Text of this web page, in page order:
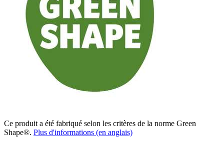
Ce produit a été fabriqué selon les critères de la norme Green
Shape®. Plus d'informations (en anglais)